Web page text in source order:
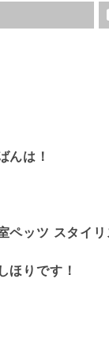
んは！
ペッツ スタイ
ほりです！